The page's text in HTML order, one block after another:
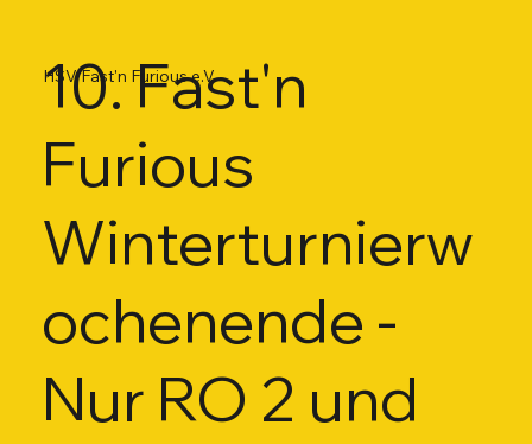
10. Fast'n
Furious
Winterturnierw
ochenende -
Nur RO 2 und
HSV Fast'n Furious e.V.